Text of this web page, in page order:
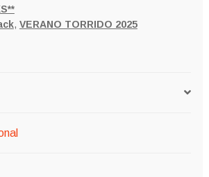
, VERANO TORRIDO 2025